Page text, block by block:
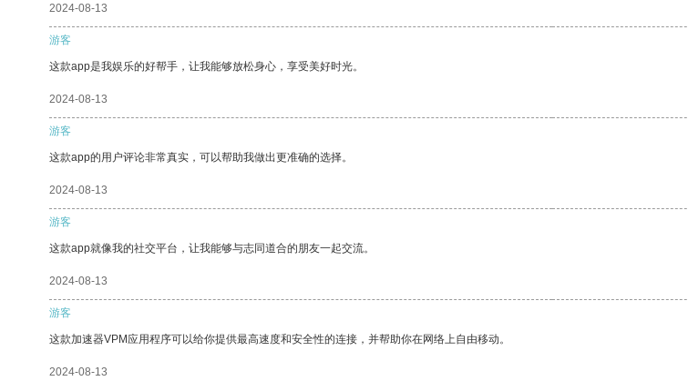
2024-08-13
游客
这款app是我娱乐的好帮手，让我能够放松身心，享受美好时光。
2024-08-13
游客
这款app的用户评论非常真实，可以帮助我做出更准确的选择。
2024-08-13
游客
这款app就像我的社交平台，让我能够与志同道合的朋友一起交流。
2024-08-13
游客
这款加速器VPM应用程序可以给你提供最高速度和安全性的连接，并帮助你在网络上自由移动。
2024-08-13